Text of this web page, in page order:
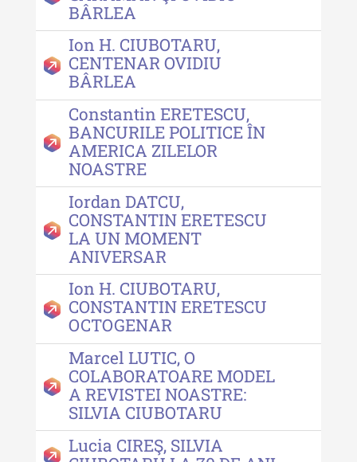
XII / Nr. 13 / 2019
Indexul Complet
Buletinul Centrului de Cercetare și
Conservare-Restaurare a
Patrimoniului
Buletinul Centrului de Cercetare
și Conservare-Restaurare a
Patrimoniului - 2021
Buletinul Centrului de Cercetare
și Conservare-Restaurare a
Patrimoniului - 2020
Buletinul Centrului de Cercetare
și Conservare-Restaurare a
Patrimoniului - 2019
Indexul Complet
MediCult - Revista de mediere
culturală
MediCult - Revista de mediere
BÂRLEA
Ion H. CIUBOTARU,
CENTENAR OVIDIU
BÂRLEA
Constantin ERETESCU,
BANCURILE POLITICE ÎN
AMERICA ZILELOR
NOASTRE
Iordan DATCU,
CONSTANTIN ERETESCU
LA UN MOMENT
ANIVERSAR
Ion H. CIUBOTARU,
CONSTANTIN ERETESCU
OCTOGENAR
Marcel LUTIC, O
COLABORATOARE MODEL
A REVISTEI NOASTRE:
SILVIA CIUBOTARU
Lucia CIREŞ, SILVIA